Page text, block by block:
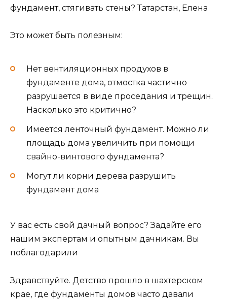
фундамент, стягивать стены? Татарстан, Елена
Это может быть полезным:
Нет вентиляционных продухов в
фундаменте дома, отмостка частично
разрушается в виде проседания и трещин.
Насколько это критично?
Имеется ленточный фундамент. Можно ли
площадь дома увеличить при помощи
свайно-винтового фундамента?
Могут ли корни дерева разрушить
фундамент дома
У вас есть свой дачный вопрос? Задайте его
нашим экспертам и опытным дачникам. Вы
поблагодарили
Здравствуйте. Детство прошло в шахтерском
крае, где фундаменты домов часто давали